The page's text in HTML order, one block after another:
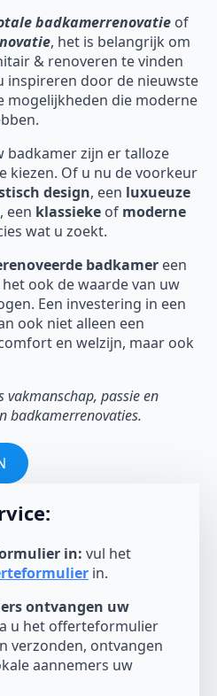
badkamerrenovatie of
, het is belangrijk om
& renoveren te vinden
inspireren door de nieuwste
mogelijkheden die moderne
badkamer zijn er talloze
kiezen. Of u nu de voorkeur
design, een luxueuze
, een klassieke of moderne
wat u zoekt.
badkamer een
ook de waarde van uw
Een investering in een
ook niet alleen een
en welzijn, maar ook
passie en
badkamerrenovaties.
in: vul het
in.
ontvangen uw
u het offerteformulier
verzonden, ontvangen
aannemers uw